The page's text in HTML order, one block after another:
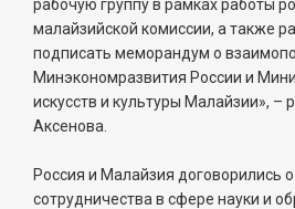
рабочую группу в рамках работы
малайзийской комиссии, а также
подписать меморандум о
Минэкономразвития России и
искусств и культуры Малайзии», –
Аксенова.
Россия и Малайзия договорились
сотрудничества в сфере науки и